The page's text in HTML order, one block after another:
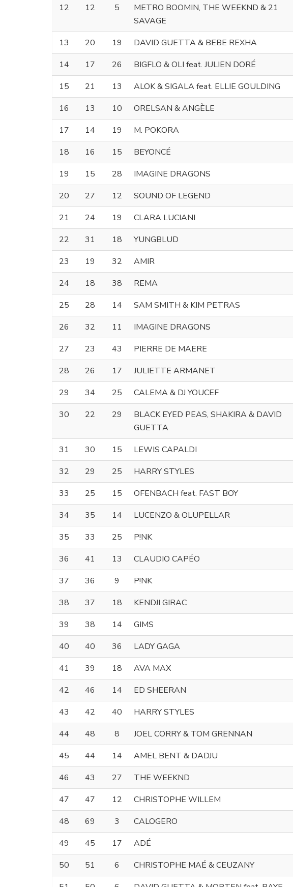
12
12 5
METRO BOOMIN, THE WEEKND & 21
SAVAGE
13 20 19 DAVID GUETTA & BEBE REXHA
14
17 26 BIGFLO & OLI feat. JULIEN DORÉ
15
21 13 ALOK & SIGALA feat. ELLIE GOULDING
16
13 10 ORELSAN & ANGÈLE
17
14 19 M. POKORA
18
16 15 BEYONCÉ
19
15 28 IMAGINE DRAGONS
20
27 12 SOUND OF LEGEND
21
24 19 CLARA LUCIANI
22
31 18 YUNGBLUD
23
19 32 AMIR
24
18 38 REMA
25
28 14 SAM SMITH & KIM PETRAS
26
32 11 IMAGINE DRAGONS
27
23 43 PIERRE DE MAERE
28
26 17 JULIETTE ARMANET
29
34 25 CALEMA & DJ YOUCEF
30
22 29
BLACK EYED PEAS, SHAKIRA & DAVID
GUETTA
31 30 15 LEWIS CAPALDI
32
29 25 HARRY STYLES
33
25 15 OFENBACH feat. FAST BOY
34
35 14 LUCENZO & OLUPELLAR
35
33 25 P!NK
36
41 13 CLAUDIO CAPÉO
37
36 9 P!NK
38
37 18 KENDJI GIRAC
39
38 14 GIMS
40
40 36 LADY GAGA
41
39 18 AVA MAX
42
46 14 ED SHEERAN
43
42 40 HARRY STYLES
44
48 8 JOEL CORRY & TOM GRENNAN
45
44 14 AMEL BENT & DADJU
46
43 27 THE WEEKND
47
47 12 CHRISTOPHE WILLEM
48
69 3 CALOGERO
49
45 17 ADÉ
50
51 6 CHRISTOPHE MAÉ & CEUZANY